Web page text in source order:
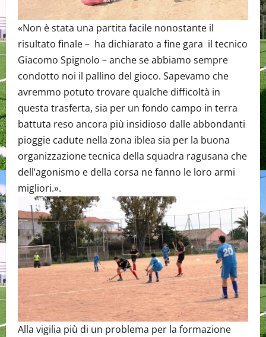
«Non è stata una partita facile nonostante il
risultato finale – ha dichiarato a fine gara il tecnico
Giacomo Spignolo – anche se abbiamo sempre
condotto noi il pallino del gioco. Sapevamo che
avremmo potuto trovare qualche difficoltà in
questa trasferta, sia per un fondo campo in terra
battuta reso ancora più insidioso dalle abbondanti
pioggie cadute nella zona iblea sia per la buona
organizzazione tecnica della squadra ragusana che
dell’agonismo e della corsa ne fanno le loro armi
migliori.».
Alla vigilia più di un problema per la formazione